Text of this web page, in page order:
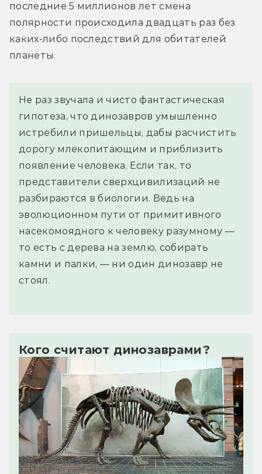
последние 5 миллионов лет смена
полярности происходила двадцать раз без
каких-либо последствий для обитателей
планеты.
Не раз звучала и чисто фантастическая
гипотеза, что динозавров умышленно
истребили пришельцы, дабы расчистить
дорогу млекопитающим и приблизить
появление человека. Если так, то
представители сверхцивилизаций не
разбираются в биологии. Ведь на
эволюционном пути от примитивного
насекомоядного к человеку разумному —
то есть с дерева на землю, собирать
камни и палки, — ни один динозавр не
стоял.
Кого считают динозаврами?